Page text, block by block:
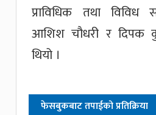
प्राविधिक तथा विविध
आशिश चौधरी र दिपक
थियो ।
फेसबुकबाट तपाईको प्रतिक्रिया